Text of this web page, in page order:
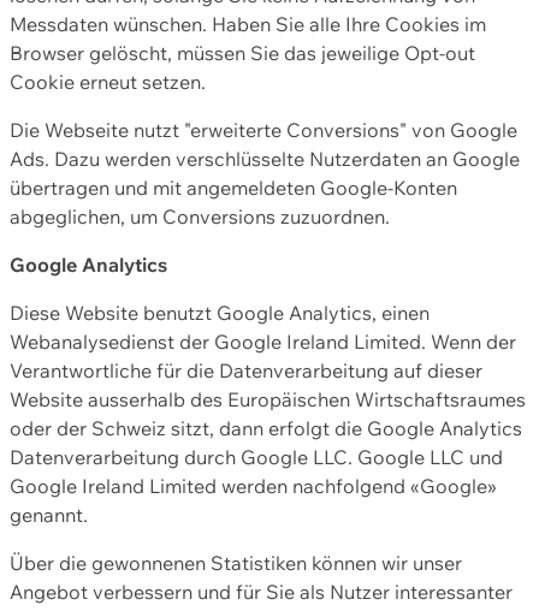
Messdaten wünschen. Haben Sie alle Ihre Cookies im
Browser gelöscht, müssen Sie das jeweilige Opt-out
Cookie erneut setzen.
Die Webseite nutzt "erweiterte Conversions" von Google
Ads. Dazu werden verschlüsselte Nutzerdaten an Google
übertragen und mit angemeldeten Google-Konten
abgeglichen, um Conversions zuzuordnen.
Google Analytics
Diese Website benutzt Google Analytics, einen
Webanalysedienst der Google Ireland Limited. Wenn der
Verantwortliche für die Datenverarbeitung auf dieser
Website ausserhalb des Europäischen Wirtschaftsraumes
oder der Schweiz sitzt, dann erfolgt die Google Analytics
Datenverarbeitung durch Google LLC. Google LLC und
Google Ireland Limited werden nachfolgend «Google»
genannt.
Über die gewonnenen Statistiken können wir unser
Angebot verbessern und für Sie als Nutzer interessanter